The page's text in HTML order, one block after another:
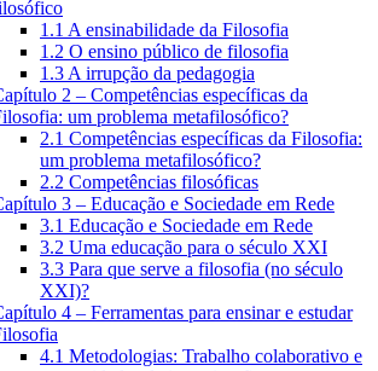
1.1 A ensinabilidade da Filosofia
1.2 O ensino público de filosofia
1.3 A irrupção da pedagogia
2 – Competências específicas da
um problema metafilosófico?
2.1 Competências específicas da Filosofia:
um problema metafilosófico?
2.2 Competências filosóficas
3 – Educação e Sociedade em Rede
3.1 Educação e Sociedade em Rede
3.2 Uma educação para o século XXI
3.3 Para que serve a filosofia (no século
XXI)?
4 – Ferramentas para ensinar e estudar
4.1 Metodologias: Trabalho colaborativo e